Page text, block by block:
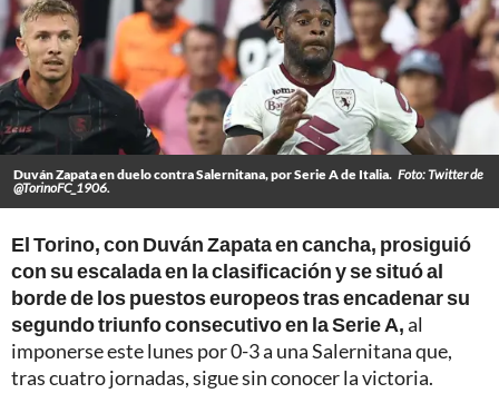
Duván Zapata en duelo contra Salernitana, por Serie A de Italia. Foto: Twitter de
@TorinoFC_1906.
El Torino, con Duván Zapata en cancha, prosiguió
con su escalada en la clasificación y se situó al
borde de los puestos europeos tras encadenar su
segundo triunfo consecutivo en la Serie A,al
imponerse este lunes por 0-3 a una Salernitana que,
tras cuatro jornadas, sigue sin conocer la victoria.